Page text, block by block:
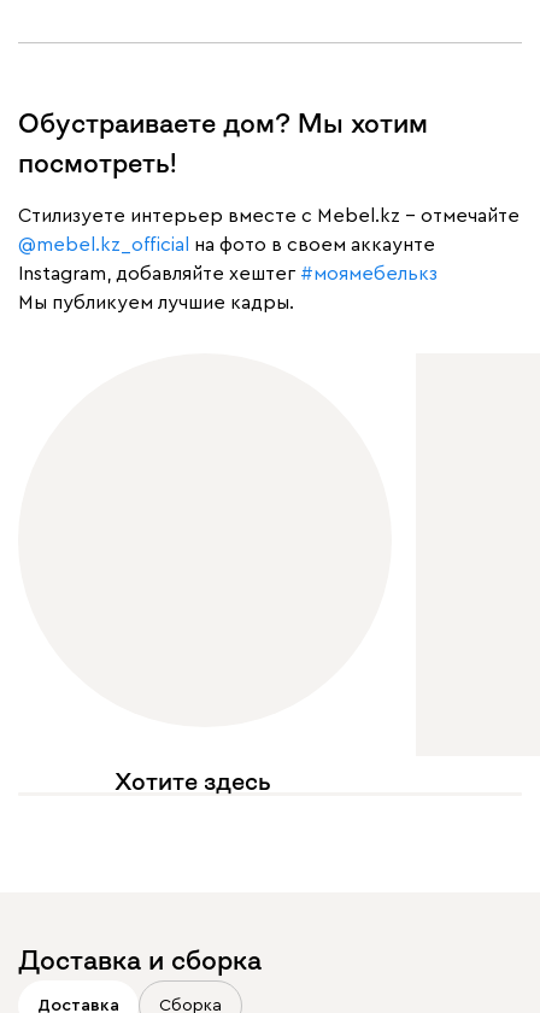
Обустраиваете дом? Мы хотим
посмотреть!
Cтилизуете интерьер вместе с Mebel.kz – отмечайте
@mebel.kz_official
на фото в своем аккаунте
Instagram, добавляйте хештег #моямебелькз
Мы публикуем лучшие кадры.
Хотите здесь
Доставка и сборка
Доставка Сборка